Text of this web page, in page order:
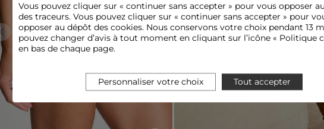
Previous Next Previous
Vous pouvez cliquer sur « continuer sans accepter » pour vous opposer
des traceurs. Vous pouvez cliquer sur « continuer sans accepter » pour
opposer au dépôt des cookies. Nous conservons votre choix pendant 13
pouvez changer d’avis à tout moment en cliquant sur l’icône « Politique
en bas de chaque page.
Personnaliser votre choix Tout accepter